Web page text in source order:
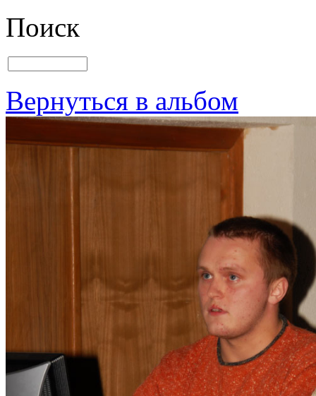
Поиск
Вернуться в альбом